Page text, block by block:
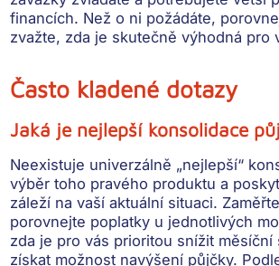
financích. Než o ni požádáte,
zvažte, zda je skutečně výhodná pro
Často kladené dotazy
Jaká je nejlepší konsolidace
Neexistuje univerzálně „nejlepší“
výběr toho pravého produktu a
záleží na vaší aktuální situaci.
porovnejte poplatky u jednotlivých
zda je pro vás prioritou snížit měsíční
získat možnost navýšení půjčky.